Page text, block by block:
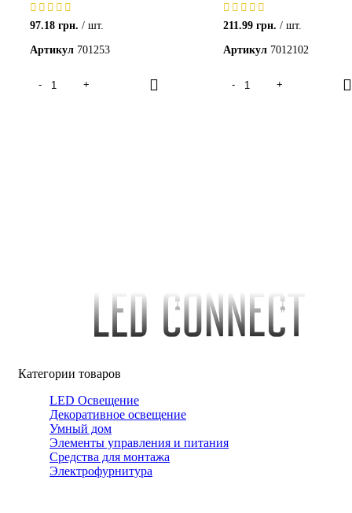
97.18 грн.
шт.
Артикул 701253
211.99 грн.
шт.
Артикул 7012102
Категории товаров
LED Освещение
Декоративное освещение
Умный дом
Элементы управления и питания
Средства для монтажа
Электрофурнитура